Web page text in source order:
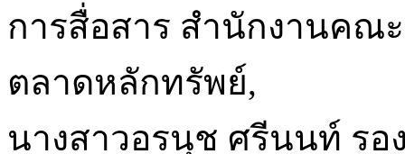
การสื่อสาร สำนักงานคณ
ตลาดหลักทรัพย์,
นางสาวอรนุช ศรีนนท์ ร